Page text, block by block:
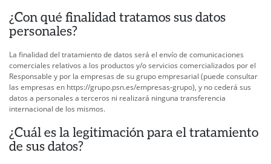
¿Con qué finalidad tratamos sus datos
personales?
La finalidad del tratamiento de datos será el envío de comunicaciones
comerciales relativos a los productos y/o servicios comercializados por el
Responsable y por la empresas de su grupo empresarial (puede consultar
las empresas en https://grupo.psn.es/empresas-grupo), y no cederá sus
datos a personales a terceros ni realizará ninguna transferencia
internacional de los mismos.
¿Cuál es la legitimación para el tratamiento
de sus datos?